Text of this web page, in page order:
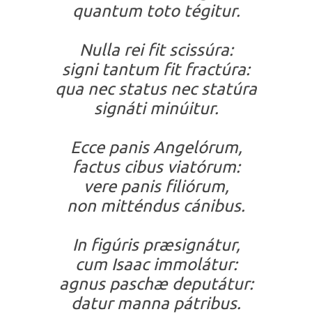
quantum toto tégitur.
Nulla rei fit scissúra:
signi tantum fit fractúra:
qua nec status nec statúra
signáti minúitur.
Ecce panis Angelórum,
factus cibus viatórum:
vere panis filiórum,
non mitténdus cánibus.
In figúris præsignátur,
cum Isaac immolátur:
agnus paschæ deputátur:
datur manna pátribus.